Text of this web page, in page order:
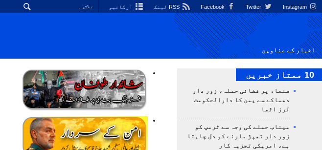
Instagram آرکائیو
اخبار کے عناوین
10 ممتاز خبریں
صنعاء پر فضائی حملہ، زور دار
دھماکے سے یمن کا دارالحکومت
لرز اٹھا
میناب حملے کی وجہ سے ٹرمپ کو
زور دار تھپڑ مارنے کو دل چاہتا
ہے، امریکی تجزیہ کار